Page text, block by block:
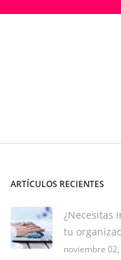
ARTÍCULOS RECIENTES
¿Necesitas
tu
noviembre